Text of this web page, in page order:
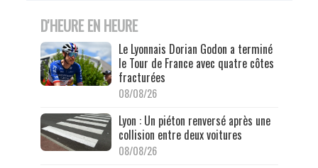
D'HEURE EN HEURE
Le Lyonnais Dorian Godon a terminé
le Tour de France avec quatre côtes
fracturées
08/08/26
Lyon : Un piéton renversé après une
collision entre deux voitures
08/08/26